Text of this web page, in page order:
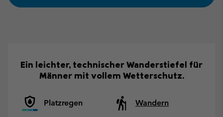
Ein leichter, technischer Wanderstiefel für
Männer mit vollem Wetterschutz.
Platzregen Wandern